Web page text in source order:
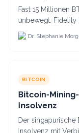
Fast 15 Millionen
unbewegt. Fidelity
BTC-Preis.
Dr. Stephanie
BITCOIN
Bitcoin-
Insolvenz
Der singapurische
Insolvenz mit